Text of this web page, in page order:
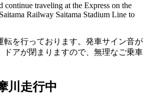
continue traveling at the Express on the
Railway Saitama Stadium Line to
転を行っております。発車サイン音が
ドアが閉まりますので、無理なご乗車
川走行中